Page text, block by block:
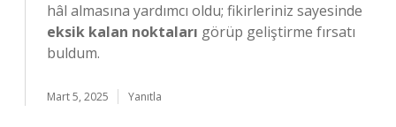
hâl almasına yardımcı oldu; fikirleriniz sayesinde
eksik kalan noktaları görüp geliştirme fırsatı
buldum.
Mart 5, 2025 Yanıtla